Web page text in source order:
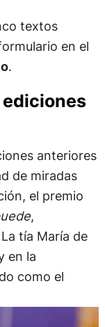
textos
en el
.
anteriores
de miradas
el premio
,
tía María de
en la
como el